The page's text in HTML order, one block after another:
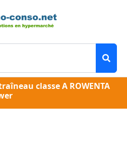
classe A ROWENTA